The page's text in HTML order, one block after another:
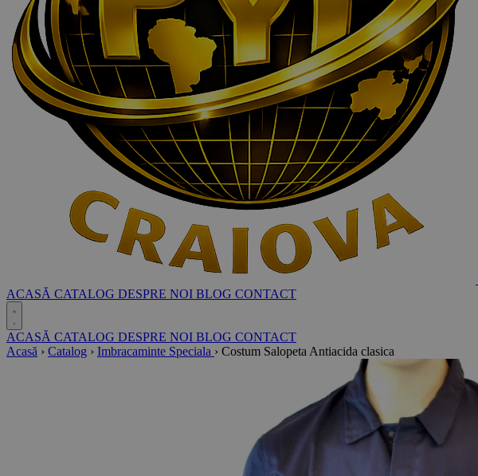
ACASĂ CATALOG DESPRE NOI BLOG CONTACT
ACASĂ CATALOG DESPRE NOI BLOG CONTACT
Acasă › Catalog › Imbracaminte Speciala › Costum Salopeta Antiacida clasica